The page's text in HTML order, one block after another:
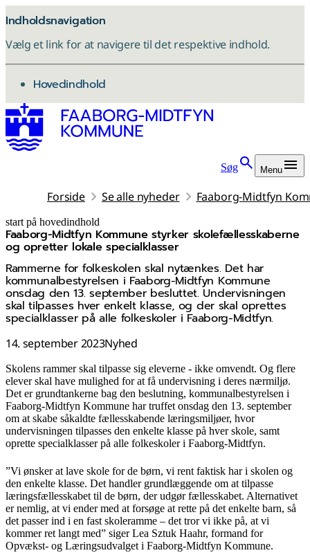
Indholdsnavigation
Vælg et link for at navigere til det respektive indhold.
gå til
Hovedindhold
Søg Menu
Forside Se alle nyheder Faaborg-Midtfyn
start på hovedindhold
Faaborg-Midtfyn Kommune styrker skolefællesskaberne
og opretter lokale specialklasser
Rammerne for folkeskolen skal nytænkes. Det har
kommunalbestyrelsen i Faaborg-Midtfyn Kommune
onsdag den 13. september besluttet. Undervisningen
skal tilpasses hver enkelt klasse, og der skal oprettes
specialklasser på alle folkeskoler i Faaborg-Midtfyn.
14. september 2023Nyhed
senest opdateret 17. november 2025
Skolens rammer skal tilpasse sig eleverne - ikke omvendt. Og flere
elever skal have mulighed for at få undervisning i deres nærmiljø.
Det er grundtankerne bag den beslutning, kommunalbestyrelsen i
Faaborg-Midtfyn Kommune har truffet onsdag den 13. september
om at skabe såkaldte fællesskabende læringsmiljøer, hvor
undervisningen tilpasses den enkelte klasse på hver skole, samt
oprette specialklasser på alle folkeskoler i Faaborg-Midtfyn.
”Vi ønsker at lave skole for de børn, vi rent faktisk har i skolen og
den enkelte klasse. Det handler grundlæggende om at tilpasse
læringsfællesskabet til de børn, der udgør fællesskabet. Alternativet
er nemlig, at vi ender med at forsøge at rette på det enkelte barn, så
det passer ind i en fast skoleramme – det tror vi ikke på, at vi
kommer ret langt med” siger Lea Sztuk Haahr, formand for
Opvækst- og Læringsudvalget i Faaborg-Midtfyn Kommune.